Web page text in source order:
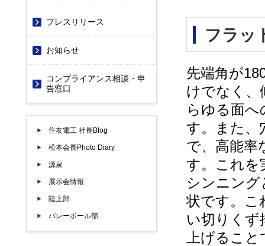
フラッ
先端角が
けでなく、
らゆる面
す。また、
で、高能
す。これを
シンニング
状です。こ
い切りくず
上げるこ
プレスリリース
お知らせ
コンプライアンス相談・申
告窓口
住友電工 社長Blog
松本会長Photo Diary
源泉
展示会情報
陸上部
バレーボール部